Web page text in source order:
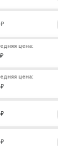
цена:
цена: